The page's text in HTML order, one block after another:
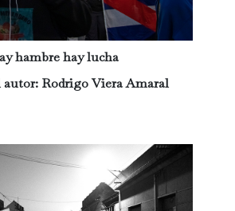
hambre hay lucha
autor: Rodrigo Viera Amaral